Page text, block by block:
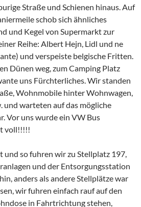
Straße und Schienen hinaus. Auf
schob sich ähnliches
und Kegel von Supermarkt zur
Reihe: Albert Hejn, Lidl und ne
und verspeiste belgische Fritten.
Dünen weg, zum Camping Platz
uns Fürchterliches. Wir standen
Wohnmobile hinter Wohnwagen,
und warteten auf das mögliche
Vor uns wurde ein VW Bus
voll!!!!!
so fuhren wir zu Stellplatz 197,
und der Entsorgungsstation
anders als andere Stellplätze war
wir fuhren einfach rauf auf den
in Fahrtrichtung stehen,